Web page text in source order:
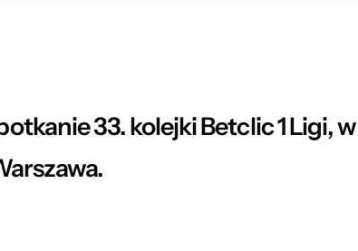
33. kolejki Betclic 1 Ligi, w